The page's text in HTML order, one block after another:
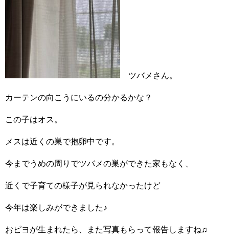
ツバメさん。
カーテンの向こうにいるの分かるかな？
この子はオス。
メスは近くの巣で抱卵中です。
今までうめの周りでツバメの巣ができた家もなく、
近くで子育ての様子が見られなかったけど
今年は楽しみができました♪
おピヨが生まれたら、また写真もらって報告しますね♫